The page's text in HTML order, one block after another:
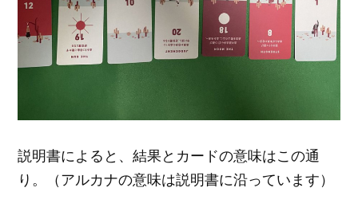
説明書によると、結果とカードの意味はこの通
り。（アルカナの意味は説明書に沿っています）